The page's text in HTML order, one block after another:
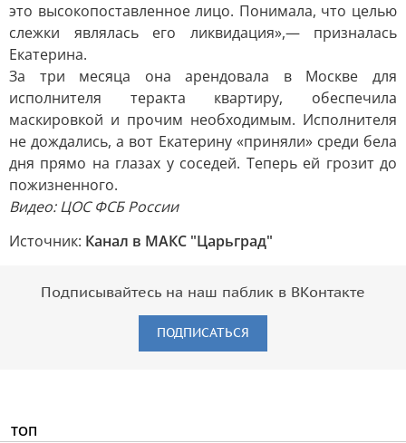
это высокопоставленное лицо. Понимала, что целью
слежки являлась его ликвидация»,— призналась
Екатерина.
За три месяца она арендовала в Москве для
исполнителя теракта квартиру, обеспечила
маскировкой и прочим необходимым. Исполнителя
не дождались, а вот Екатерину «приняли» среди бела
дня прямо на глазах у соседей. Теперь ей грозит до
пожизненного.
Видео: ЦОС ФСБ России
Источник: Канал в МАКС "Царьград"
Подписывайтесь на наш паблик в ВКонтакте
ПОДПИСАТЬСЯ
ТОП